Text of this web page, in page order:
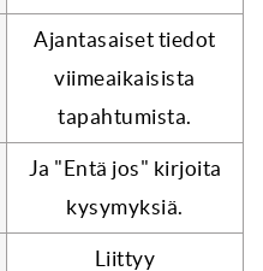
Ajantasaiset tiedot
viimeaikaisista
tapahtumista.
Ja "Entä jos" kirjoita
kysymyksiä.
Liittyy